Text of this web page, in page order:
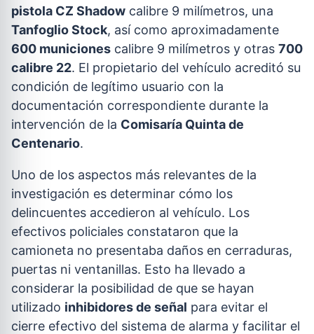
pistola CZ Shadow calibre 9 milímetros, una
Tanfoglio Stock, así como aproximadamente
600 municiones calibre 9 milímetros y otras 700
calibre 22. El propietario del vehículo acreditó su
condición de legítimo usuario con la
documentación correspondiente durante la
intervención de la Comisaría Quinta de
Centenario.
Uno de los aspectos más relevantes de la
investigación es determinar cómo los
delincuentes accedieron al vehículo. Los
efectivos policiales constataron que la
camioneta no presentaba daños en cerraduras,
puertas ni ventanillas. Esto ha llevado a
considerar la posibilidad de que se hayan
utilizado inhibidores de señal para evitar el
cierre efectivo del sistema de alarma y facilitar el